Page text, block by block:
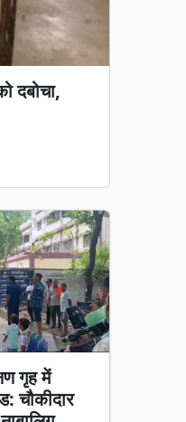
65%
की तैयारी
गृह में
चौकीदार